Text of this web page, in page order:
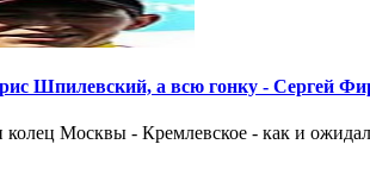
Шпилевский, а всю гонку - Сергей
Москвы - Кремлевское - как и